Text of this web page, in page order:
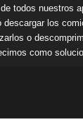
todos nuestros
descargar los
o
como